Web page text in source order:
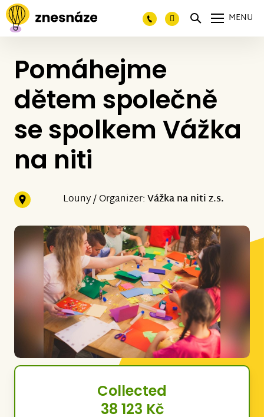
MENU
Pomáhejme
dětem společně
se spolkem Vážka
na niti
Louny / Organizer:Vážka na niti z.s.
Collected
38 123 Kč